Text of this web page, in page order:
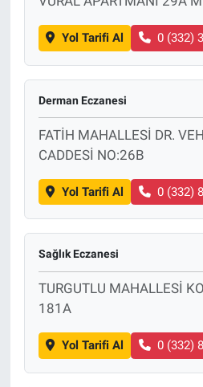
Yol Tarifi Al 0 (332)
Derman Eczanesi
FATİH MAHALLESİ DR.
CADDESİ NO:26B
Yol Tarifi Al 0 (332)
Sağlık Eczanesi
TURGUTLU MAHALLESİ
181A
Yol Tarifi Al 0 (332)